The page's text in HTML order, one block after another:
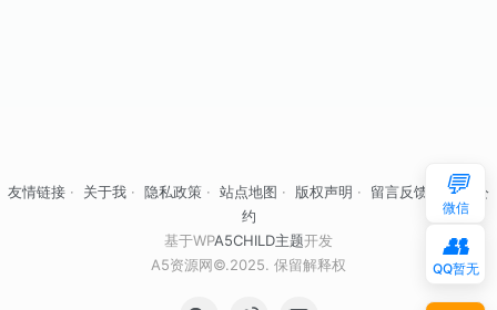
友情链接 · 关于我 · 隐私政策 · 站点地图 · 版权声明 · 留言反馈
自律公
约
基于WPA5CHILD主题开发
A5资源网©.2025. 保留解释权
💬
微信
👥
QQ暂无